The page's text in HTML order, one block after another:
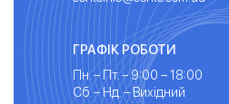
ГРАФІК РОБОТИ
Пн. – Пт. – 9:00 – 18:00
Сб. – Нд. – Вихідний